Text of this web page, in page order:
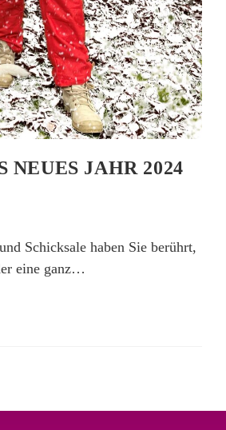
JAHR 2024
Schicksale haben Sie berührt,
eine ganz…